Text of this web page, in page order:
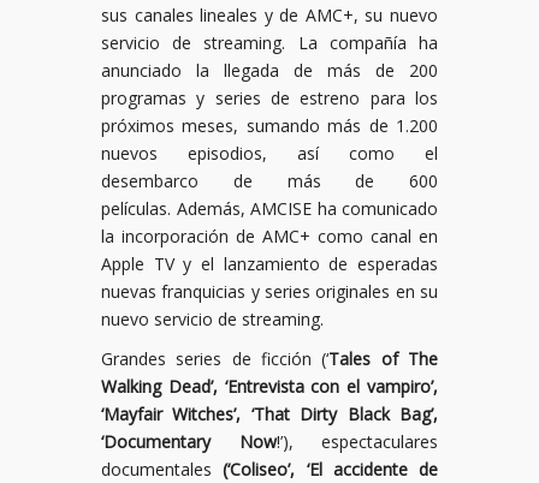
sus canales lineales y de AMC+, su nuevo
servicio de streaming. La compañía ha
anunciado la llegada de más de 200
programas y series de estreno para los
próximos meses, sumando más de 1.200
nuevos episodios, así como el
desembarco de más de 600
películas. Además, AMCISE ha comunicado
la incorporación de AMC+ como canal en
Apple TV y el lanzamiento de esperadas
nuevas franquicias y series originales en su
nuevo servicio de streaming.
Grandes series de ficción (‘Tales of The
Walking Dead’, ‘Entrevista con el vampiro’,
‘Mayfair Witches’, ‘That Dirty Black Bag’,
‘Documentary Now!’), espectaculares
documentales(‘Coliseo’, ‘El accidente de